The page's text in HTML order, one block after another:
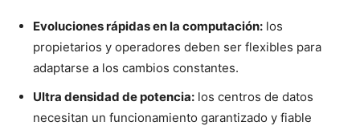
Evoluciones rápidas en la computación: los
propietarios y operadores deben ser flexibles para
adaptarse a los cambios constantes.
Ultra densidad de potencia: los centros de datos
necesitan un funcionamiento garantizado y fiable